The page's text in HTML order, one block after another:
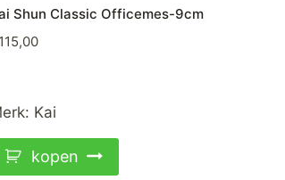
Shun Classic Officemes-9cm
115,00
Kai
kopen